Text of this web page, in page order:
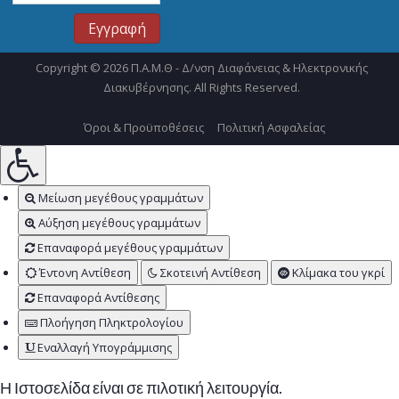
Copyright © 2026 Π.Α.Μ.Θ - Δ/νση Διαφάνειας & Ηλεκτρονικής
Διακυβέρνησης. All Rights Reserved.
Όροι & Προϋποθέσεις Πολιτική Ασφαλείας
Μείωση μεγέθους γραμμάτων
Αύξηση μεγέθους γραμμάτων
Επαναφορά μεγέθους γραμμάτων
Έντονη Αντίθεση
Σκοτεινή Αντίθεση
Κλίμακα του γκρί
Επαναφορά Αντίθεσης
Πλοήγηση Πληκτρολογίου
Εναλλαγή Υπογράμμισης
Η Ιστοσελίδα είναι σε πιλοτική λειτουργία.